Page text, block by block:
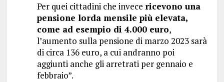
Per quei cittadini che invece ricevono una
pensione lorda mensile più elevata,
come ad esempio di 4.000 euro,
l’aumento sulla pensione di marzo 2023 sarà
di circa 136 euro, a cui andranno poi
aggiunti anche gli arretrati per gennaio e
febbraio”.